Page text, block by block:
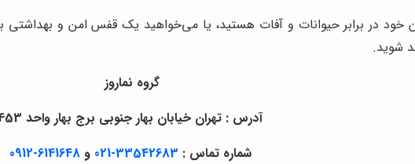
خود در برابر حیوانات و آفات هستید، یا می‌خواهید یک قفس امن و بهداشتی
شوید.
گروه نماروز
آدرس : تهران خیابان بهار جنوبی برج بهار واحد 453
شماره تماس : 33542683-021 و6141648-0912